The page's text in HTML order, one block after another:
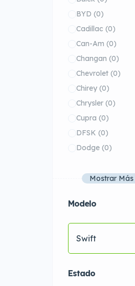
BYD (0)
Cadillac (0)
Can-Am (0)
Changan (0)
Chevrolet (0)
Chirey (0)
Chrysler (0)
Cupra (0)
DFSK (0)
Dodge (0)
Mostrar Más
Modelo
Swift
Estado